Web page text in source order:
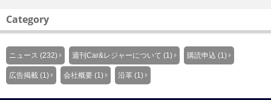
Category
ニュース (232) 週刊Car&レジャーについて (1) 購読申込 (1)
広告掲載 (1) 会社概要 (1) 沿革 (1)